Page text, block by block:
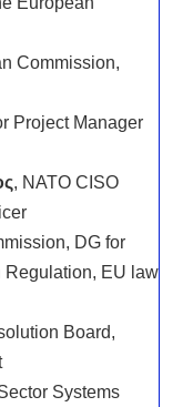
Commission,
Project Manager
, NATO CISO
DG for
Regulation, EU law
Board,
Systems